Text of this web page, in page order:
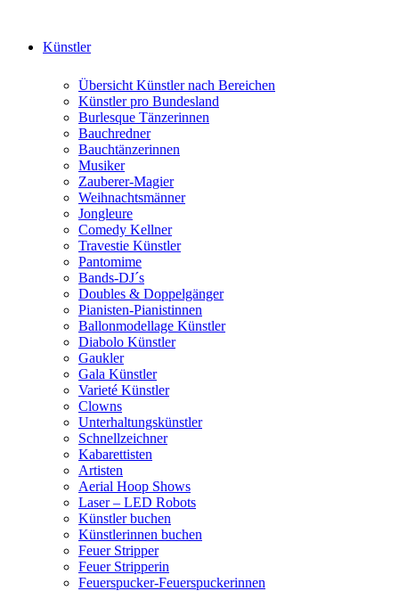
Künstler
Übersicht Künstler nach Bereichen
Künstler pro Bundesland
Burlesque Tänzerinnen
Bauchredner
Bauchtänzerinnen
Musiker
Zauberer-Magier
Weihnachtsmänner
Jongleure
Comedy Kellner
Travestie Künstler
Pantomime
Bands-DJ´s
Doubles & Doppelgänger
Pianisten-Pianistinnen
Ballonmodellage Künstler
Diabolo Künstler
Gaukler
Gala Künstler
Varieté Künstler
Clowns
Unterhaltungskünstler
Schnellzeichner
Kabarettisten
Artisten
Aerial Hoop Shows
Laser – LED Robots
Künstler buchen
Künstlerinnen buchen
Feuer Stripper
Feuer Stripperin
Feuerspucker-Feuerspuckerinnen